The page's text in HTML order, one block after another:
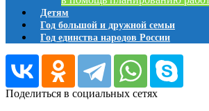
Детям
Год большой и дружной семьи
Год единства народов России
Поделиться в социальных сетях